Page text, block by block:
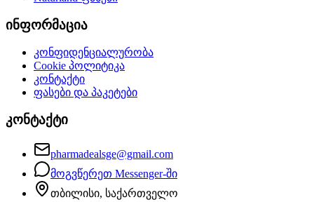
ინფორმაცია
კონფიდენციალურობა
Cookie პოლიტიკა
კონტაქტი
ფასები და პაკეტები
კონტაქტი
pharmadealsge@gmail.com
მოგვწერეთ Messenger-ში
თბილისი, საქართველო